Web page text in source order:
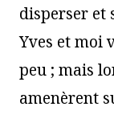
disperser et
Yves et moi
peu ; mais
amenèrent